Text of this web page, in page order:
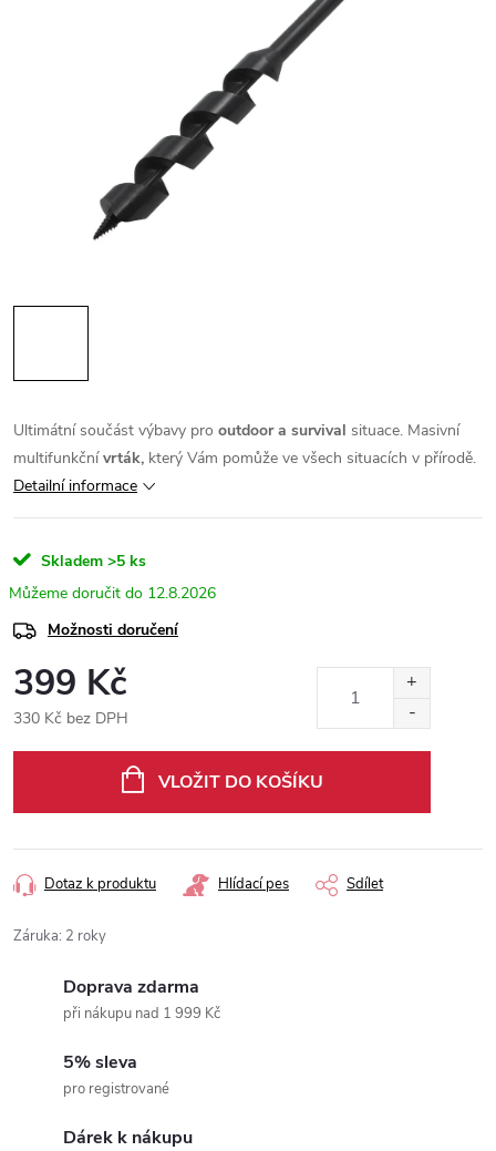
Ultimátní součást výbavy pro outdoor a survival situace. Masivní
multifunkčnívrták, který Vám pomůže ve všech situacích v přírodě.
Detailní informace
Skladem >5 ks
12.8.2026
Možnosti doručení
399 Kč
330 Kč bez DPH
VLOŽIT DO KOŠÍKU
Dotaz k produktu Hlídací pes Sdílet
Záruka: 2 roky
Doprava zdarma
při nákupu nad 1 999 Kč
5% sleva
pro registrované
Dárek k nákupu